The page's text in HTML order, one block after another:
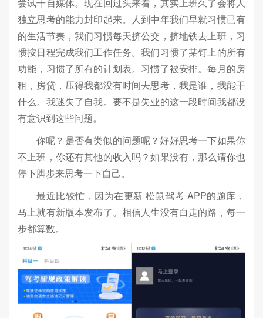
独立思考的能力封印起来。人到中年我们早就习惯已有
的生活节奏，我们习惯每天挤公交，挤地铁去上班，习
惯按日程完成我们工作任务。我们习惯了某钉上的所有
功能，习惯了所有的计划表。习惯了被安排。每月的房
租，房贷，压得我都没有时间去思考，我是谁，我能干
什么。我迷失了自我。要不是失业的这一段时间我都没
有意识到这些问题。
你呢？是否有类似的问题呢？好好思考一下如果你
不上班，你还有其他的收入吗？如果没有，那么请你也
停下脚步来思考一下自己。
最近比较忙，因为在更新 松鼠驾考 APP的题库，
马上就有新版本发布了。相信人生没有白走的路，每一
步都算数。